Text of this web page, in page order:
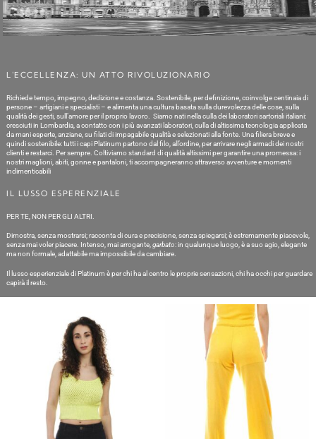
L'ECCELLENZA: UN ATTO RIVOLUZIONARIO
Richiede tempo, impegno, dedizione e costanza. Sostenibile, per definizione, coinvolge centinaia di
persone – artigiani e specialisti – e alimenta una cultura basata sulla durevolezza delle cose, sulla
qualità dei gesti, sull’amore per il proprio lavoro. Siamo nati nella culla dei laboratori sartoriali italiani:
cresciuti in Lombardia, a contatto con i più avanzati laboratori, culla di altissima tecnologia applicata
da mani esperte, anziane, su filati di impagabile qualità e selezionati alla fonte. Una filiera breve e
quindi sostenibile: tutti i capi Platinum partono dal filo, all’ordine, per arrivare negli armadi dei nostri
clienti e restarci. Per sempre. Coltiviamo standard di qualità altissimi per garantire una promessa: i
nostri maglioni, abiti, gonne e pantaloni, ti accompagneranno attraverso avventure e momenti
indimenticabili
IL LUSSO ESPERENZIALE
PER TE, NON PER GLI ALTRI.
Dimostra, senza mostrarsi; racconta di cura e precisione, senza spiegarsi; è estremamente piacevole,
senza mai voler piacere. Intenso, mai arrogante,garbato: in qualunque luogo, è a suo agio, elegante
ma non formale, adattabile ma impossibile da cambiare.
Il lusso esperienziale di Platinum è per chi ha al centro le proprie sensazioni, chi ha occhi per guardare
capirà il resto.